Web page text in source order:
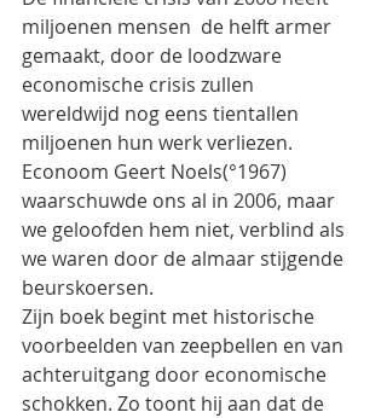
miljoenen mensen  de helft armer
gemaakt, door de loodzware
economische crisis zullen
wereldwijd nog eens tientallen
miljoenen hun werk verliezen.
Econoom Geert Noels(°1967)
waarschuwde ons al in 2006, maar
we geloofden hem niet, verblind als
we waren door de almaar stijgende
beurskoersen.
Zijn boek begint met historische
voorbeelden van zeepbellen en van
achteruitgang door economische
schokken. Zo toont hij aan dat de